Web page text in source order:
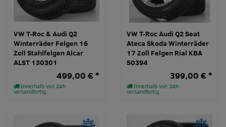
VW T-Roc & Audi Q2
Winterräder Felgen 16
Zoll Stahlfelgen Alcar
ALST 130301
Innerhalb von 24h
versandfertig.
499,00 € *
VW T-Roc Audi Q2 Seat
Ateca Skoda Winterräder
17 Zoll Felgen Rial KBA
50394
Innerhalb von 24h
versandfertig.
399,00 € *